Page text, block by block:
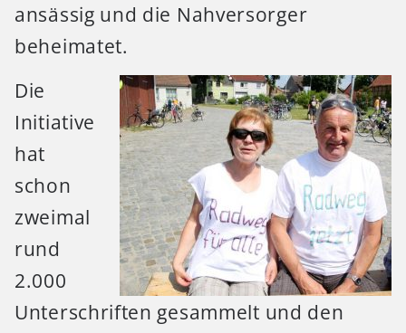
ansässig und die Nahversorger
beheimatet.
Die
Initiative
hat
schon
zweimal
rund
2.000
Unterschriften gesammelt und den